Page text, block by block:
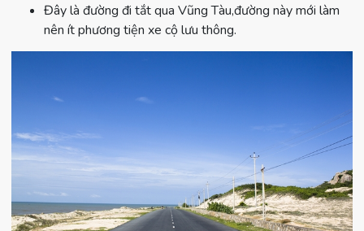
Đây là đường đi tắt qua Vũng Tàu,đường này mới làm
nên ít phương tiện xe cộ lưu thông.